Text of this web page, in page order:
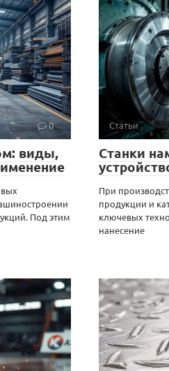
0
виды,
Под этим
Статьи
Станки
При
продукции и
ключевых
нанесение